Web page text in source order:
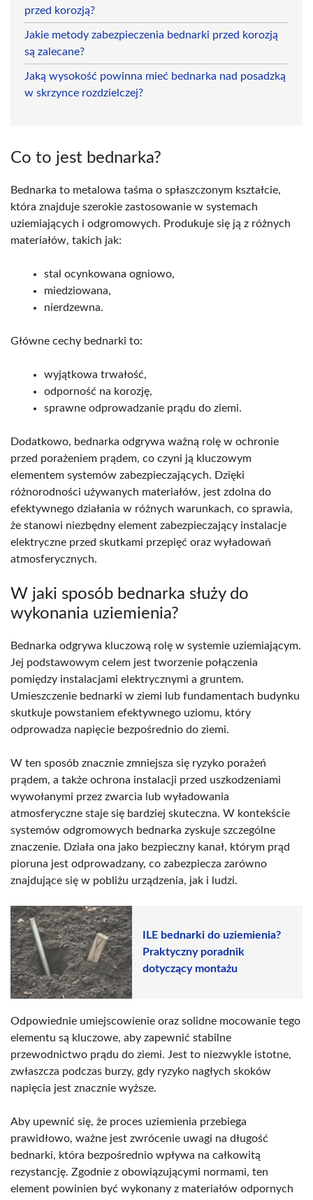
przed korozją?
Jakie metody zabezpieczenia bednarki przed korozją
są zalecane?
Jaką wysokość powinna mieć bednarka nad posadzką
w skrzynce rozdzielczej?
Co to jest bednarka?
Bednarka to metalowa taśma o spłaszczonym kształcie,
która znajduje szerokie zastosowanie w systemach
uziemiających i odgromowych. Produkuje się ją z różnych
materiałów, takich jak:
stal ocynkowana ogniowo,
miedziowana,
nierdzewna.
Główne cechy bednarki to:
wyjątkowa trwałość,
odporność na korozję,
sprawne odprowadzanie prądu do ziemi.
Dodatkowo, bednarka odgrywa ważną rolę w ochronie
przed porażeniem prądem, co czyni ją kluczowym
elementem systemów zabezpieczających. Dzięki
różnorodności używanych materiałów, jest zdolna do
efektywnego działania w różnych warunkach, co sprawia,
że stanowi niezbędny element zabezpieczający instalacje
elektryczne przed skutkami przepięć oraz wyładowań
atmosferycznych.
W jaki sposób bednarka służy do
wykonania uziemienia?
Bednarka odgrywa kluczową rolę w systemie uziemiającym.
Jej podstawowym celem jest tworzenie połączenia
pomiędzy instalacjami elektrycznymi a gruntem.
Umieszczenie bednarki w ziemi lub fundamentach budynku
skutkuje powstaniem efektywnego uziomu, który
odprowadza napięcie bezpośrednio do ziemi.
W ten sposób znacznie zmniejsza się ryzyko porażeń
prądem, a także ochrona instalacji przed uszkodzeniami
wywołanymi przez zwarcia lub wyładowania
atmosferyczne staje się bardziej skuteczna. W kontekście
systemów odgromowych bednarka zyskuje szczególne
znaczenie. Działa ona jako bezpieczny kanał, którym prąd
pioruna jest odprowadzany, co zabezpiecza zarówno
znajdujące się w pobliżu urządzenia, jak i ludzi.
ILE bednarki do uziemienia?
Praktyczny poradnik
dotyczący montażu
Odpowiednie umiejscowienie oraz solidne mocowanie tego
elementu są kluczowe, aby zapewnić stabilne
przewodnictwo prądu do ziemi. Jest to niezwykle istotne,
zwłaszcza podczas burzy, gdy ryzyko nagłych skoków
napięcia jest znacznie wyższe.
Aby upewnić się, że proces uziemienia przebiega
prawidłowo, ważne jest zwrócenie uwagi na długość
bednarki, która bezpośrednio wpływa na całkowitą
rezystancję. Zgodnie z obowiązującymi normami, ten
element powinien być wykonany z materiałów odpornych